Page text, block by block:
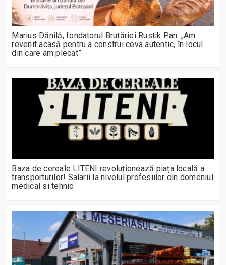
Marius Dănilă, fondatorul Brutăriei Rustik Pan: „Am
revenit acasă pentru a construi ceva autentic, în locul
din care am plecat”
Baza de cereale LITENI revoluționează piața locală a
transporturilor! Salarii la nivelul profesiilor din domeniul
medical si tehnic